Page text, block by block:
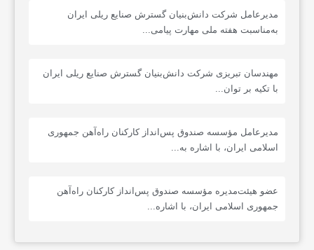
مدیرعامل شرکت دانش‌بنیان گسترش صنایع ریلی ایران
به‌مناسبت هفته ملی مهارت پیامی...
مهندسان تبریزی شرکت دانش‌بنیان گسترش صنایع ریلی ایران
با تکیه بر توان...
مدیرعامل مؤسسه صندوق پس‌انداز کارکنان راه‌آهن جمهوری
اسلامی ایران، با اشاره به...
عضو هیئت‌مدیره مؤسسه صندوق پس‌انداز کارکنان راه‌آهن
جمهوری اسلامی ایران، با اشاره...